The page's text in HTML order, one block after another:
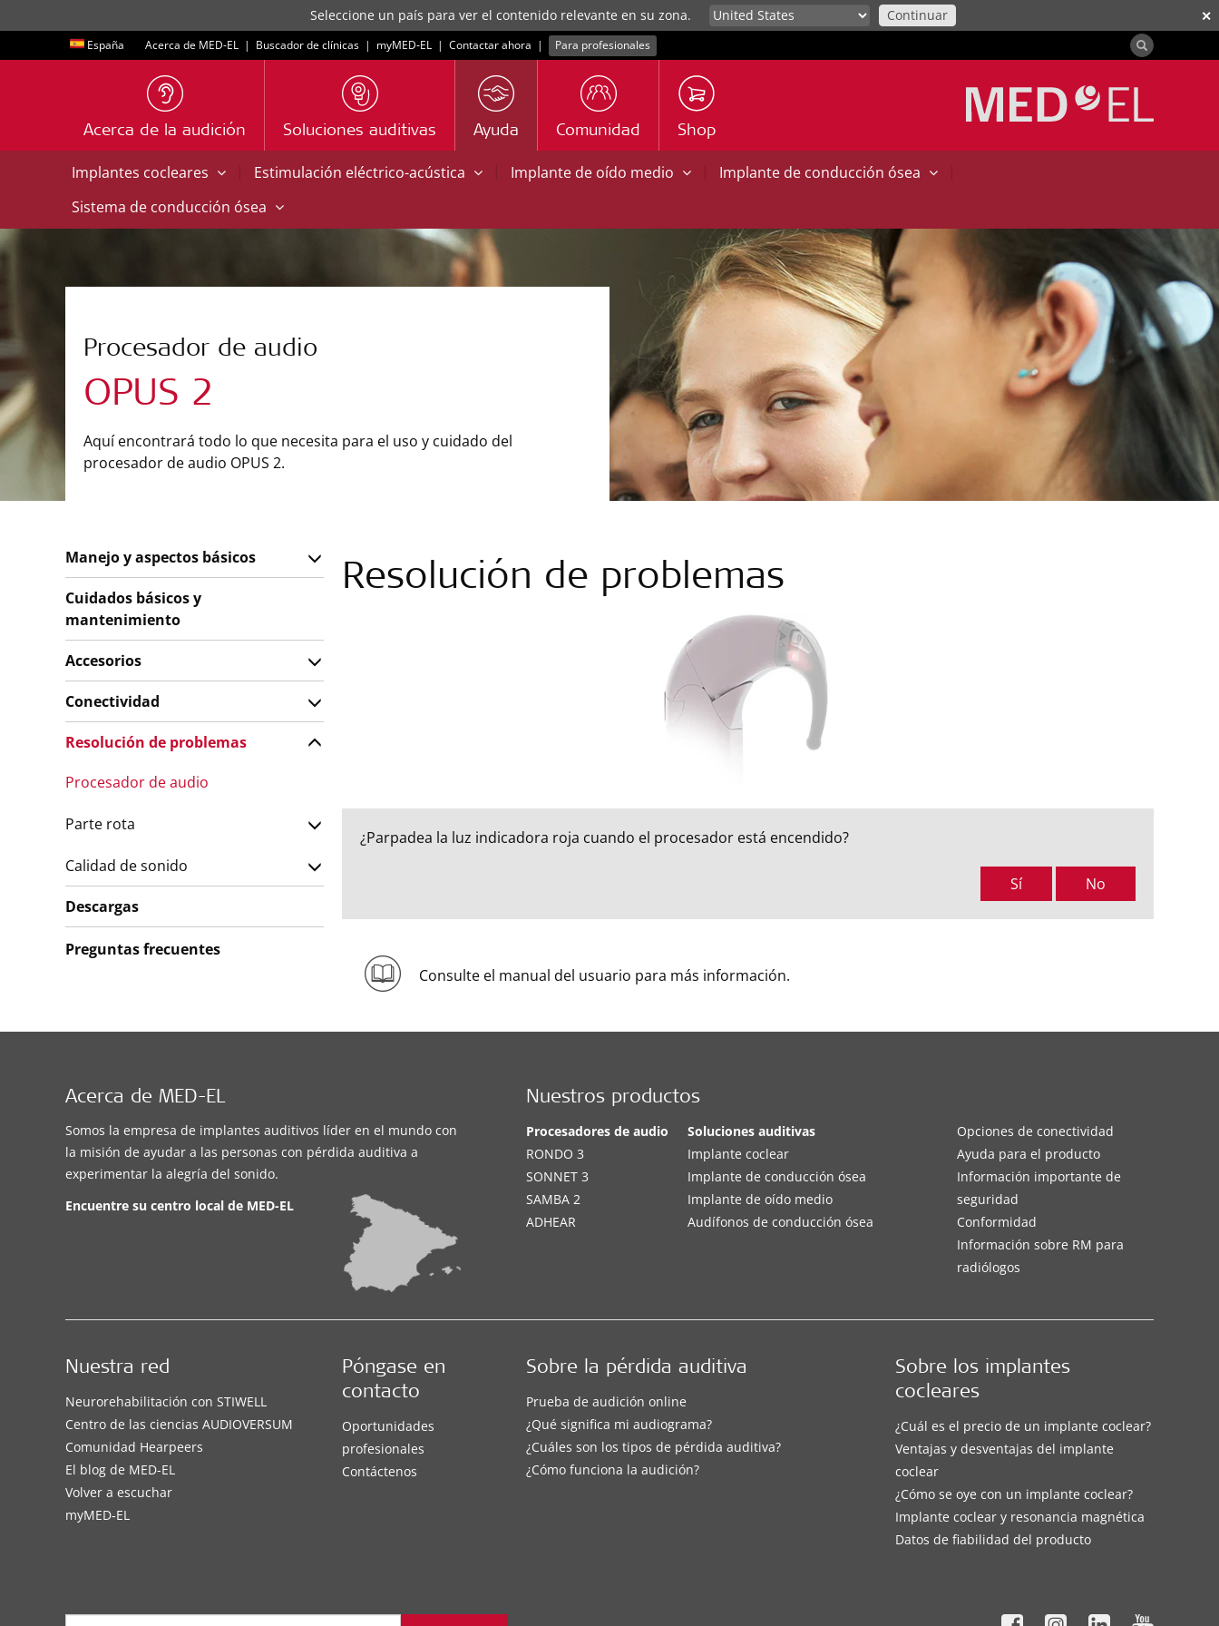
✕
Seleccione un país para ver el contenido relevante en su zona. Continuar
España Acerca de MED-EL | Buscador de clínicas | myMED‑EL | Contactar ahora | Para profesionales
Acerca de la audición Soluciones auditivas Ayuda Comunidad Shop
Implantes cocleares | Estimulación eléctrico-acústica | Implante de oído medio | Implante de conducción ósea
|
Sistema de conducción ósea
Procesador de audio
OPUS 2
Aquí encontrará todo lo que necesita para el uso y cuidado del
procesador de audio OPUS 2.
Resolución de problemas
¿Parpadea la luz indicadora roja cuando el procesador está encendido?
Sí No
Consulte el manual del usuario para más información.
Manejo y aspectos básicos
Cuidados básicos y
mantenimiento
Accesorios
Conectividad
Resolución de problemas
Procesador de audio
Parte rota
Calidad de sonido
Descargas
Preguntas frecuentes
Acerca de MED-EL
Somos la empresa de implantes auditivos líder en el mundo con
la misión de ayudar a las personas con pérdida auditiva a
experimentar la alegría del sonido.
Encuentre su centro local de MED-EL
Nuestros productos
Procesadores de audio
RONDO 3
SONNET 3
SAMBA 2
ADHEAR
Soluciones auditivas
Implante coclear
Implante de conducción ósea
Implante de oído medio
Audífonos de conducción ósea
Opciones de conectividad
Ayuda para el producto
Información importante de
seguridad
Conformidad
Información sobre RM para
radiólogos
Sobre la pérdida auditiva
Prueba de audición online
¿Qué significa mi audiograma?
¿Cuáles son los tipos de pérdida auditiva?
¿Cómo funciona la audición?
Sobre los implantes
cocleares
¿Cuál es el precio de un implante coclear?
Ventajas y desventajas del implante
coclear
¿Cómo se oye con un implante coclear?
Implante coclear y resonancia magnética
Datos de fiabilidad del producto
Nuestra red
Neurorehabilitación con STIWELL
Centro de las ciencias AUDIOVERSUM
Comunidad Hearpeers
El blog de MED-EL
Volver a escuchar
myMED‑EL
Póngase en
contacto
Oportunidades
profesionales
Contáctenos